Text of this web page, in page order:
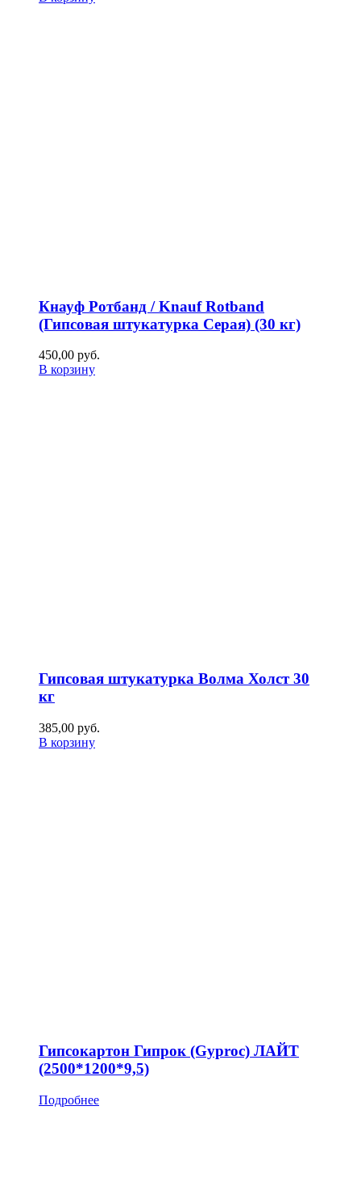
Кнауф Ротбанд / Knauf Rotband
(Гипсовая штукатурка Серая) (30 кг)
450,00 руб.
В корзину
Гипсовая штукатурка Волма Холст 30
кг
385,00 руб.
В корзину
Гипсокартон Гипрок (Gyproc) ЛАЙТ
(2500*1200*9,5)
Подробнее